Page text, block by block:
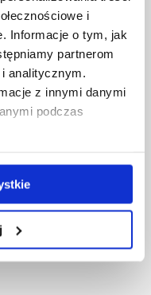
i
Informacje o tym, jak
partnerom
analitycznym.
z innymi danymi
podczas